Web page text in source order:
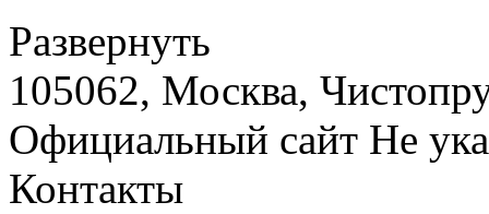
Развернуть
105062, Москва,
Официальный сайт Не
Контакты